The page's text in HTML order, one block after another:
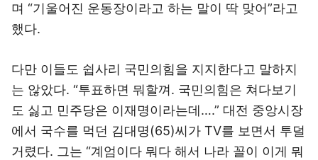
며 “기울어진 운동장이라고 하는 말이 딱 맞어”라고
했다.
다만 이들도 쉽사리 국민의힘을 지지한다고 말하지
는 않았다. “투표하면 뭐할껴. 국민의힘은 쳐다보기
도 싫고 민주당은 이재명이라는데….” 대전 중앙시장
에서 국수를 먹던 김대명(65)씨가 TV를 보면서 투덜
거렸다. 그는 “계엄이다 뭐다 해서 나라 꼴이 이게 뭐